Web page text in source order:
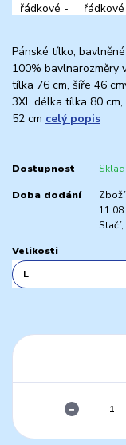
Pánské tílko,
100% bavlnarozměry
tílka 76 cm, šíře 46
3XL délka tílka 80
52 cm celý popis
Dostupnost
Doba dodání
Velikosti